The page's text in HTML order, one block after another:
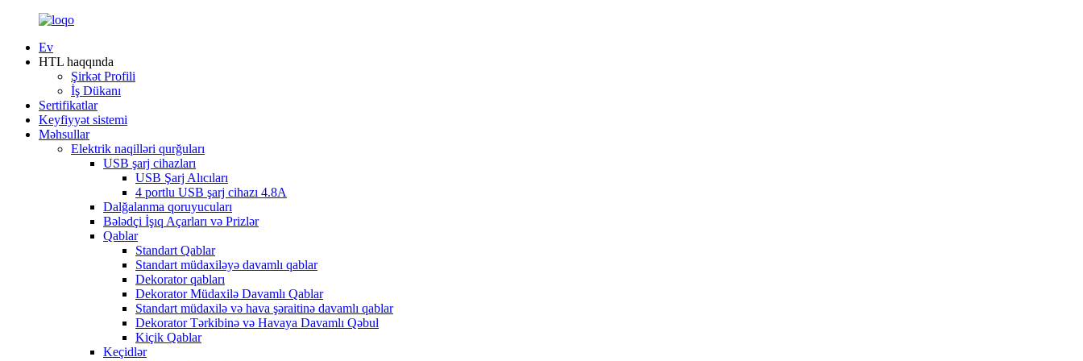
Ev
HTL haqqında
Şirkət Profili
İş Dükanı
Sertifikatlar
Keyfiyyət sistemi
Məhsullar
Elektrik naqilləri qurğuları
USB şarj cihazları
USB Şarj Alıcıları
4 portlu USB şarj cihazı 4.8A
Dalğalanma qoruyucuları
Bələdçi İşıq Açarları və Prizlər
Qablar
Standart Qablar
Standart müdaxiləyə davamlı qablar
Dekorator qabları
Dekorator Müdaxilə Davamlı Qablar
Standart müdaxilə və hava şəraitinə davamlı qablar
Dekorator Tərkibinə və Havaya Davamlı Qəbul
Kiçik Qablar
Keçidlər